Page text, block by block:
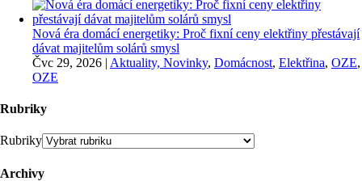
Nová éra domácí energetiky: Proč fixní ceny elektřiny přestávají
dávat majitelům solárů smysl
Čvc 29, 2026 | Aktuality, Novinky, Domácnost, Elektřina, OZE,
OZE
Rubriky
Rubriky
Archivy